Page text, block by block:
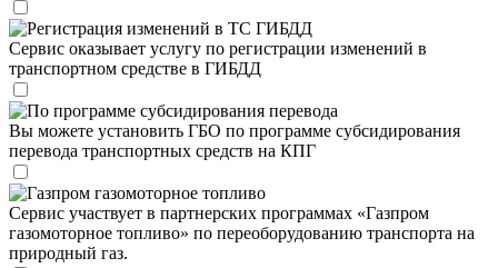
Регистрация изменений в ТС ГИБДД
Сервис оказывает услугу по регистрации изменений в
транспортном средстве в ГИБДД
По программе субсидирования перевода
Вы можете установить ГБО по программе субсидирования
перевода транспортных средств на КПГ
Газпром газомоторное топливо
Сервис участвует в партнерских программах «Газпром
газомоторное топливо» по переоборудованию транспорта на
природный газ.